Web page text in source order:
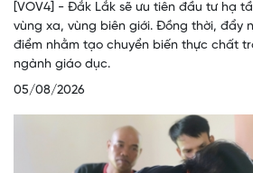
[VOV4] - Đắk Lắk sẽ ưu tiên đầu tư hạ
vùng xa, vùng biên giới. Đồng thời, đẩy
điểm nhằm tạo chuyển biến thực chất
ngành giáo dục.
05/08/2026